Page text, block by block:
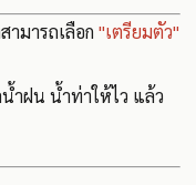
ามารถเลือก "เตรียมตัว"
ำฝน น้ำท่าให้ไว แล้ว